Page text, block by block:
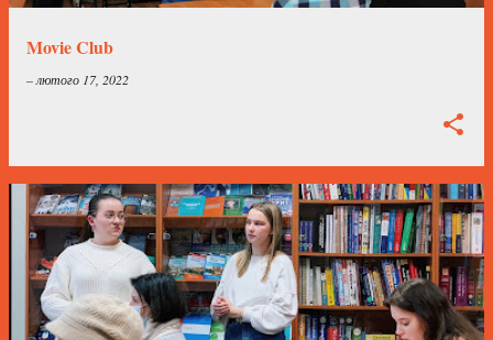
Movie Club
–лютого 17, 2022